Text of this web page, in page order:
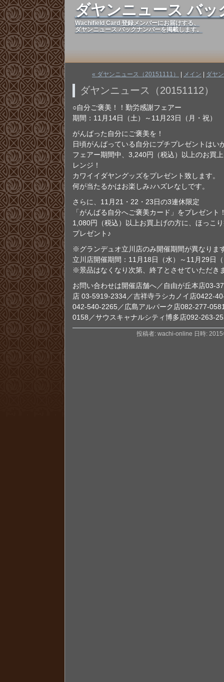
ダヤンニュース バッ
Wachifield Card 登録メンバーにお届けする、
ダヤンニュース バックナンバーを掲載します。
« ダヤンニュース（20151111） メイン ダヤ
ダヤンニュース（20151112）
○自分ご褒美！！勤労感謝フェアー
期間：11月14日（土）～11月23日（月・祝）
がんばった自分にご褒美を！
日頃がんばっている自分にプチプレゼントはい
フェアー期間中、3,240円（税込）以上のお買
レンジ！
カワイイダヤングッズをプレゼント致します。
何が当たるかはお楽しみ♪ハズレなしです。
さらに、11月21・22・23日の3連休限定
「がんばる自分へご褒美カード」をプレゼント
1,080円（税込）以上お買上げの方に、ほっこ
プレゼント♪
※グランデュオ立川店のみ開催期間が異なりま
立川店開催期間：11月18日（水）～11月29日
※景品はなくなり次第、終了とさせていただき
お問い合わせは開催店舗へ／自由が丘本店03-
店 03-5919-2334／吉祥寺ラシカノイ店0422-
042-540-2265／広島アルパーク店082-277-
0158／サウスキャナルシティ博多店092-263-
投稿者: wachi-online 日時: